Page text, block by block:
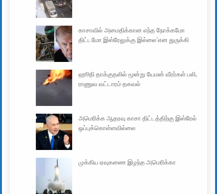
காசாவில் அமைதிக்கான எந்த நோக்கமோ
திட்டமோ இஸ்ரேலுக்கு இல்லை’என துருக்கி
ஹூதி தாக்குதலில் மூன்று யேமன் வீரர்கள் பலி,
ராணுவ வட்டாரம் தகவல்
அமெரிக்க ஆதரவு காசா திட்டத்திற்கு இஸ்ரேல்
ஒப்புக்கொள்ளவில்லை
முக்கிய ஏவுகணை இழந்த அமெரிக்கா